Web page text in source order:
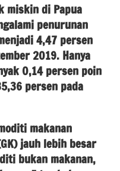
miskin di Papua
penurunan
4,47 persen
2019. Hanya
0,14 persen poin
persen pada
makanan
jauh lebih besar
bukan makanan,